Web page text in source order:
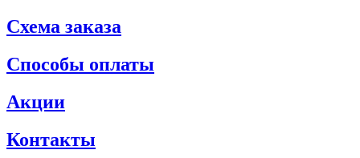
Схема заказа
Способы оплаты
Акции
Контакты